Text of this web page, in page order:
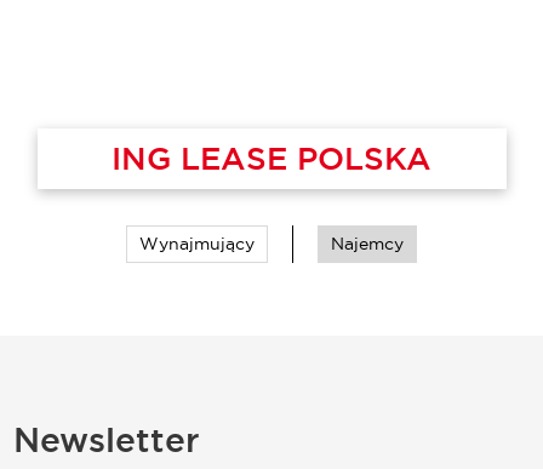
GBB INVEST
Wynajmujący Najemcy
Newsletter